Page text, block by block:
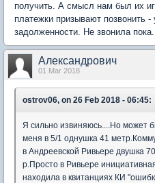
получить. А смысл нам был их
платежки призывают позвонить -
задолженности. Не звонила пока.
Александрович
01 Mar 2018
ostrov06, on 26 Feb 2018 - 06:45:
Я сильно извиняюсь....Но может
меня в 5/1 однушка 41
в Андреевской Ривьере двушка
р.Просто в Ривьере
находила в квитанциях КИ